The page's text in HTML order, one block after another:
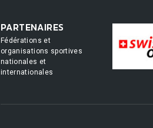
PARTENAIRES
Fédérations et
organisations sportives
nationales et
internationales